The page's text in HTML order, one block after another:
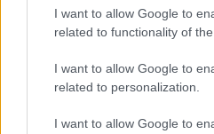
I want to allow Google to
related to functionality of
I want to allow Google to
related to personalization.
I want to allow Google to
Porto Taverna,
scattano le prime
Olbia, stretta sulla
2026: tutti i divieti